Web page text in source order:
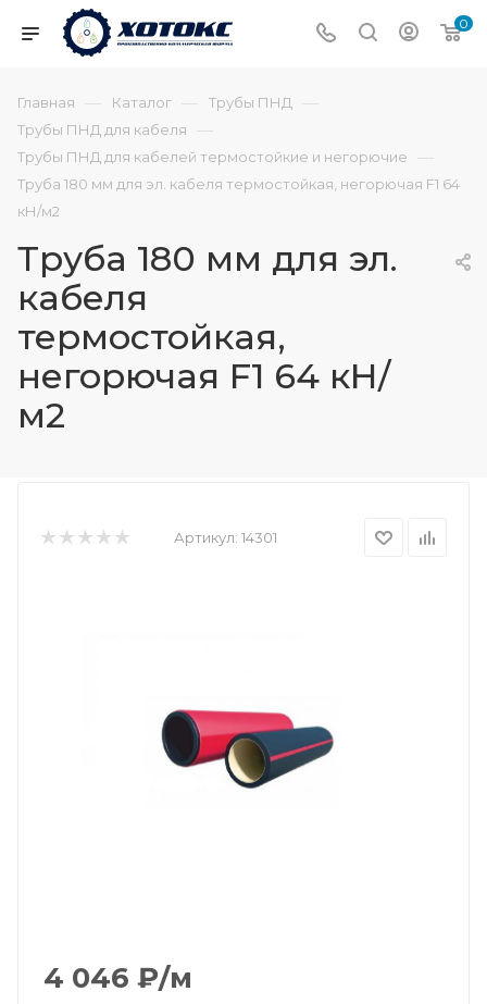
0
Главная — Каталог — Трубы ПНД —
Трубы ПНД для кабеля —
Трубы ПНД для кабелей термостойкие и негорючие —
Труба 180 мм для эл. кабеля термостойкая, негорючая F1 64
кН/м2
Труба 180 мм для эл.
кабеля
термостойкая,
негорючая F1 64 кН/
м2
Артикул: 14301
4 046 ₽/м